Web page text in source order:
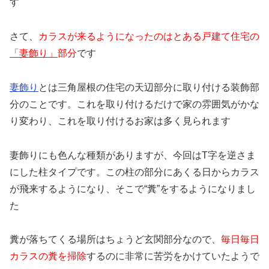
す
さて、
カラスが来るようになったのはとある戸建て住宅の
「妻飾り」 部分です
妻飾り とは三角屋根の住宅の天辺部分に取り付ける装飾部
分のことです。これを取り付けるだけで家の雰囲気がかな
り変わり、これを取り付けるお家は多く見られます
妻飾りにも色んな種類がありますが、今回はT字を逆さま
にした柱タイプです。この柱の部分にあくる日からカラス
が飛来するようになり、そこで“糞”をするようになりまし
た
糞が落ちてくる場所はちょうど玄関部分なので、 毎日毎日
カラスの糞を掃除するのに非常に苦労をかけていたようで